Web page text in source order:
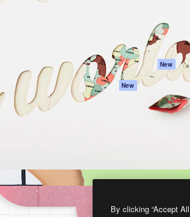
AI 텍스트 음성 변환
스톡 콘텐츠
Claude/ChatGPT
용 MCP
New
Agents New
API
By clicking “Accept